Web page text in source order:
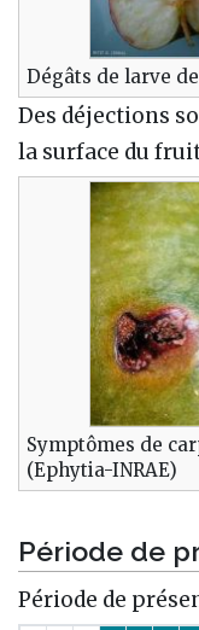
Dégâts de larve
Des déjections
la surface du
Symptômes de
(Ephytia-INRAE)
Période de
Période de